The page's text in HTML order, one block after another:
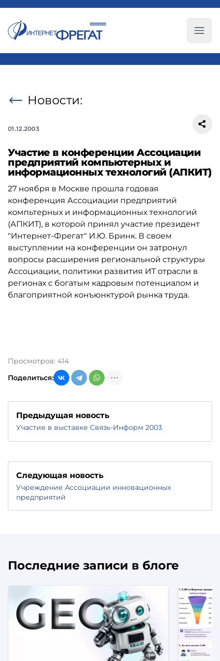
Новости:
01.12.2003
Участие в конференции Ассоциации
предприятий компьютерных и
информационных технологий (АПКИТ)
27 ноября в Москве прошла годовая
конференция Ассоциации предприятий
компьтерных и информационных технологий
(АПКИТ), в которой принял участие президент
"Интернет-Фрегат" И.Ю. Бринк. В своем
выступлении на конференции он затронул
вопросы расширения региональной структуры
Ассоциации, политики развития ИТ отрасли в
регионах с богатым кадровым потенциалом и
благоприятной конъюнктурой рынка труда.
Просмотров: 414
Поделиться:
Предыдущая новость
Участие в выставке Связь-Информ 2003
Следующая новость
Учреждение Ассоциации инновационных
предприятий
Последние записи в блоге